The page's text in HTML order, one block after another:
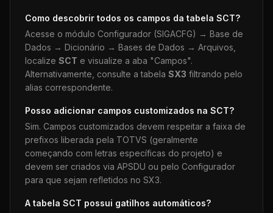
Como descobrir todos os campos da tabela SCT?
Acesse o módulo Configurador (SIGACFG) → Base de
Dados → Dicionário → Bases de Dados → Arquivos,
localize SCT e visualize a aba "Campos".
Alternativamente, consulte a tabela SX3 filtrando pelo
alias correspondente.
Posso adicionar campos customizados na SCT?
Sim. Campos customizados devem respeitar a faixa de
prefixos liberada pela TOTVS (geralmente
começando com letras específicas do projeto) e
devem ser criados via APSDU ou pelo Configurador
para que sejam refletidos no SX3.
A tabela SCT possui gatilhos automáticos?